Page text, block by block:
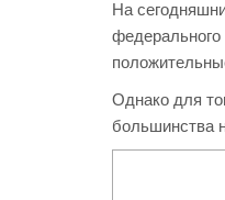
На
Однако для
большинства